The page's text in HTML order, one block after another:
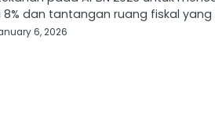
8% dan tantangan ruang fiskal
6, 2026